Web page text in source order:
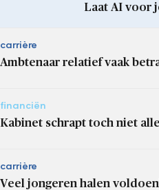
Laat AI voor
carrière
Ambtenaar relatief vaak
financiën
Kabinet schrapt toch niet
carrière
Veel jongeren halen